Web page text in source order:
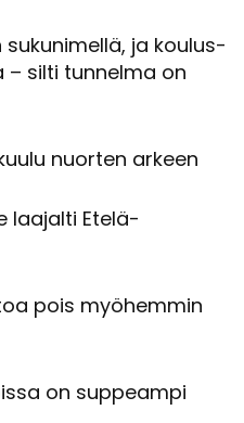
ja kou­lus­
– silti tun­nel­ma on
nuor­ten ar­keen
laa­jal­ti Etelä-​
pois myö­hem­min
on sup­peam­pi